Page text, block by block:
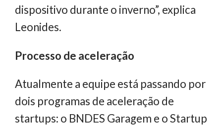
dispositivo durante o inverno”, explica
Leonides.
Processo de aceleração
Atualmente a equipe está passando por
dois programas de aceleração de
startups: o BNDES Garagem e o Startup